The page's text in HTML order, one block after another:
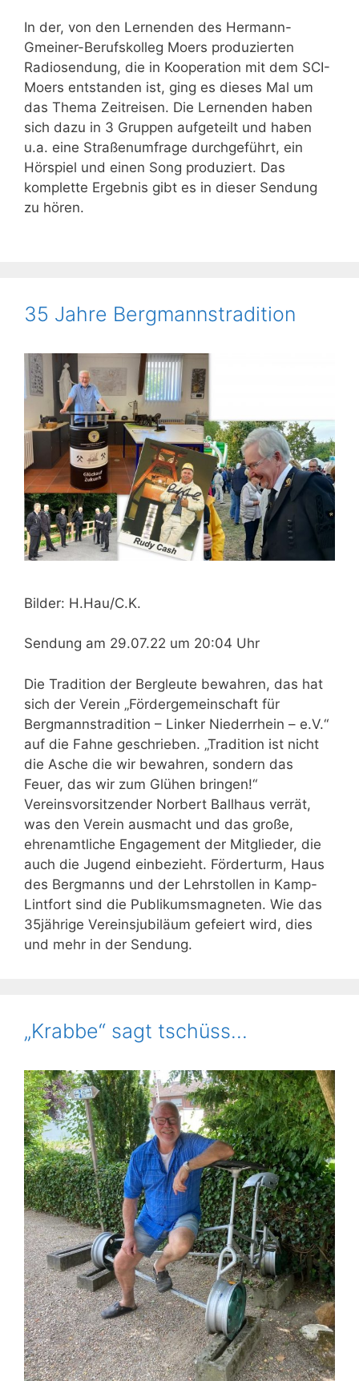
In der, von den Lernenden des Hermann-
Gmeiner-Berufskolleg Moers produzierten
Radiosendung, die in Kooperation mit dem SCI-
Moers entstanden ist, ging es dieses Mal um
das Thema Zeitreisen. Die Lernenden haben
sich dazu in 3 Gruppen aufgeteilt und haben
u.a. eine Straßenumfrage durchgeführt, ein
Hörspiel und einen Song produziert. Das
komplette Ergebnis gibt es in dieser Sendung
zu hören.
35 Jahre Bergmannstradition
Bilder: H.Hau/C.K.
Sendung am 29.07.22 um 20:04 Uhr
Die Tradition der Bergleute bewahren, das hat
sich der Verein „Fördergemeinschaft für
Bergmannstradition – Linker Niederrhein – e.V.“
auf die Fahne geschrieben. „Tradition ist nicht
die Asche die wir bewahren, sondern das
Feuer, das wir zum Glühen bringen!“
Vereinsvorsitzender Norbert Ballhaus verrät,
was den Verein ausmacht und das große,
ehrenamtliche Engagement der Mitglieder, die
auch die Jugend einbezieht. Förderturm, Haus
des Bergmanns und der Lehrstollen in Kamp-
Lintfort sind die Publikumsmagneten. Wie das
35jährige Vereinsjubiläum gefeiert wird, dies
und mehr in der Sendung.
„Krabbe“ sagt tschüss…